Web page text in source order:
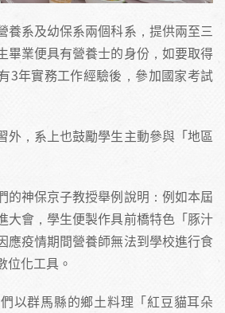
養系及幼保系兩個科系，提供兩至三
畢業便具有營養士的身份，如要取得
3年實務工作經驗後，參加國家考試
外，系上也鼓勵學生主動參與「地區
的神保京子教授舉例說明：例如本屆
大會，學生便製作具前橋特色「豚汁
應疫情期間營養師無法到學校進行食
位化工具。
以群馬縣的鄉土料理「紅豆貓耳朵